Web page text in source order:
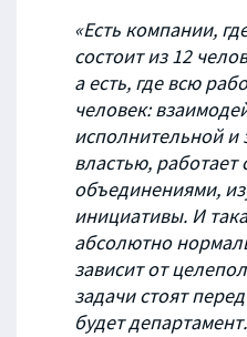
«Есть компании,
состоит из 12
а есть, где всю
человек:
исполнительной и
властью,
объединениями,
инициативы. И
абсолютно
зависит от
задачи стоят
будет